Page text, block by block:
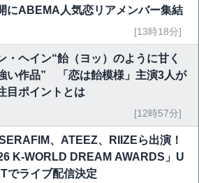
にABEMA人気恋リアメンバー集結
[13時18分]
・ヘイン“飴（ヨッ）のように甘く
い作品” 「恋は飴模様」主演3人が
目ポイントとは
[12時57分]
、ATEEZ、RIIZEら出演！
K-WORLD DREAM AWARDS」U
でライブ配信決定